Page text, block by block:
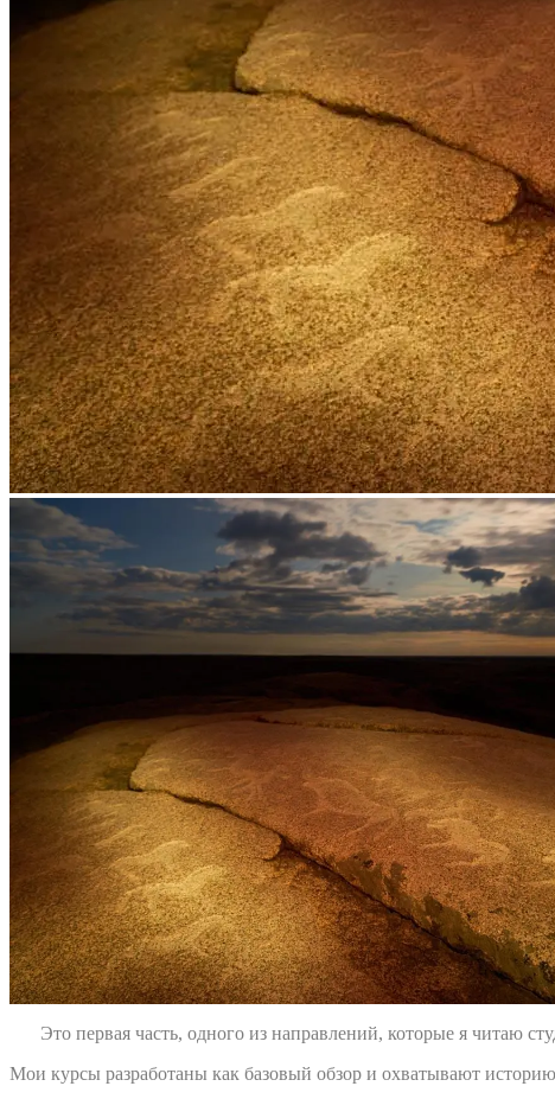
Это первая часть, одного из направлений, которые я читаю
Мои курсы разработаны как базовый обзор и охватывают